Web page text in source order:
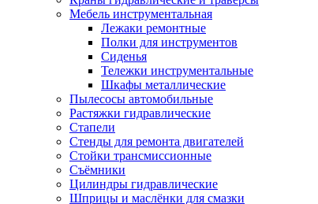
Мебель инструментальная
Лежаки ремонтные
Полки для инструментов
Сиденья
Тележки инструментальные
Шкафы металлические
Пылесосы автомобильные
Растяжки гидравлические
Стапели
Стенды для ремонта двигателей
Стойки трансмиссионные
Съёмники
Цилиндры гидравлические
Шприцы и маслёнки для смазки